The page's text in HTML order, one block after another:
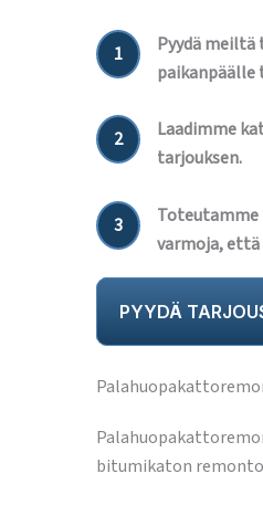
1
Pyydä meiltä
paikanpäälle
2
Laadimme
tarjouksen.
3
Toteutamme
varmoja,
PYYDÄ
bitumikaton